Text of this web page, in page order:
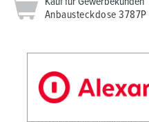
Anbausteckdose 3787P